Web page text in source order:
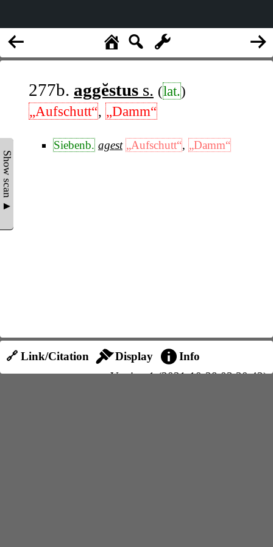
Show scan ▲
277b. aggĕstus s. (lat.)
„Aufschutt“, „Damm“
Siebenb. agest „Aufschutt“, „Damm“
🔗 Link/Citation Display
Info
Version 1 (2021-10-28 03:30:42)